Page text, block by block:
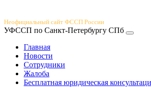
Неофициальный сайт ФССП России
УФССП по Санкт-Петербургу СПб
Главная
Новости
Сотрудники
Жалоба
Бесплатная юридическая